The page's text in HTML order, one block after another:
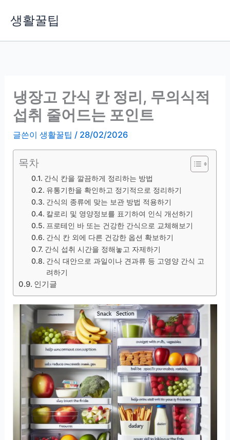
생활꿀팁
냉장고 간식 칸 정리, 무의식적
섭취 줄어드는 포인트
글쓴이생활꿀팁 / 28/02/2026
목차
간식 칸을 깔끔하게 정리하는 방법
유통기한을 확인하고 정기적으로 정리하기
간식의 종류에 맞는 보관 방법 적용하기
칼로리 및 영양정보를 표기하여 인식 개선하기
프로테인 바 또는 건강한 간식으로 교체해보기
간식 칸 외에 다른 건강한 옵션 확보하기
간식 섭취 시간을 정해놓고 자제하기
간식 대안으로 과일이나 견과류 등 고영양 간식 고
려하기
인기글